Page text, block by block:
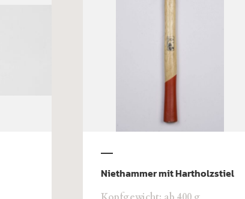
Niethammer mit Hartholzstiel